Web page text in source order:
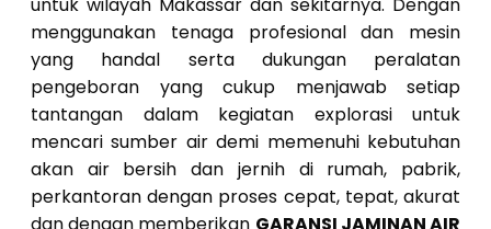
untuk wilayah Makassar dan sekitarnya. Dengan
menggunakan tenaga profesional dan mesin
yang handal serta dukungan peralatan
pengeboran yang cukup menjawab setiap
tantangan dalam kegiatan explorasi untuk
mencari sumber air demi memenuhi kebutuhan
akan air bersih dan jernih di rumah, pabrik,
perkantoran dengan proses cepat, tepat, akurat